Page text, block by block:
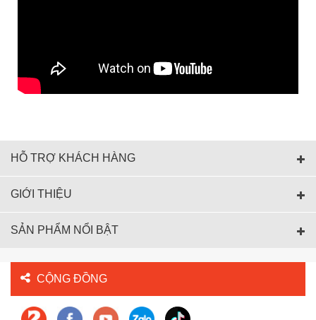
HỖ TRỢ KHÁCH HÀNG
GIỚI THIỆU
SẢN PHẨM NỔI BẬT
CỘNG ĐỒNG